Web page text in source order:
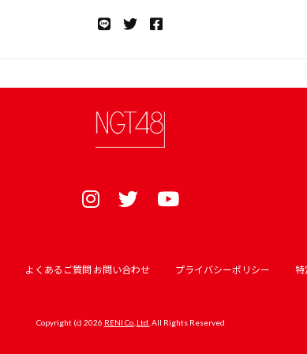
よくあるご質問 お問い合わせ プライバシーポリシー 特
Copyright (c) 2026 RENI Co.,Ltd. All Rights Reserved